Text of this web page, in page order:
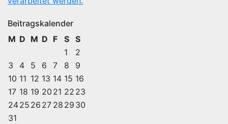
Beitragskalender
M D M D F S S
1
2
3
4 5 6 7 8
9
10 11 12 13 14 15 16
17 18 19 20 21 22 23
2425 26 27 28 29 30
31